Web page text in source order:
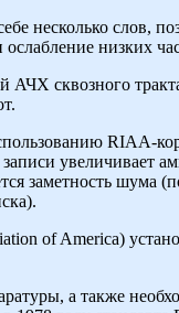
несколько слов,
низких
АЧХ сквозного
RIAA-
увеличивает
заметность шума
of America)
а также